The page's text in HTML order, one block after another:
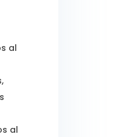
al
al